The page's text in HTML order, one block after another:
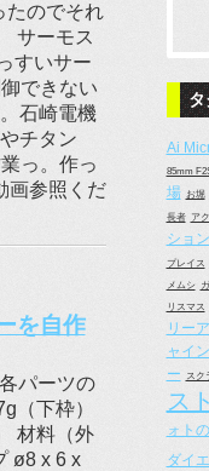
たのでそれ
サーモス
すいサー
できない
石崎電機
チタン
っ。作っ
画参照くだ
を自作
パーツの
（下枠）
材料（外
ø8 x 6 x
タ
Ai
85mm
場 お堀
長者 ア
ション
プレイス
メムシ
リスマス
リー
ャイン
ー
スク
ス
ォト
ダイ